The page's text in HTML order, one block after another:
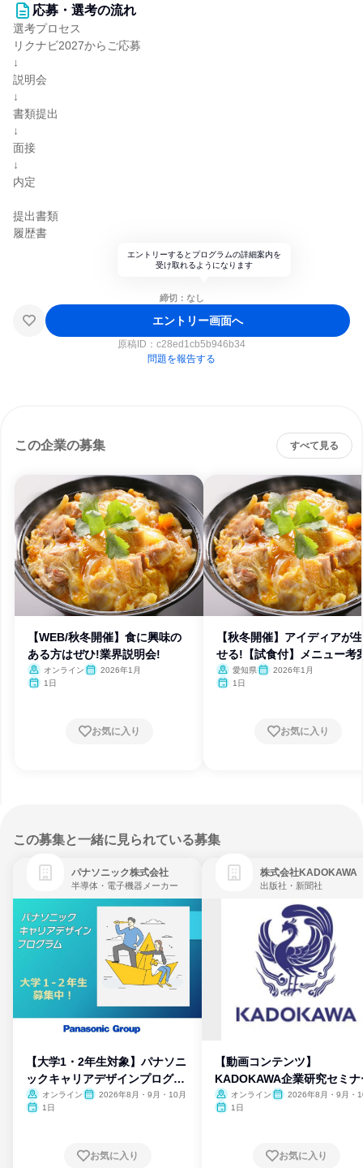
応募・選考の流れ
選考プロセス
リクナビ2027からご応募
↓
説明会
↓
書類提出
↓
面接
↓
内定
提出書類
履歴書
エントリーするとプログラムの詳細案内を
受け取れるようになります
締切：なし
エントリー画面へ
原稿ID： c28ed1cb5b946b34
問題を報告する
この企業の募集 すべて見る
【WEB/秋冬開催】食に興味の
ある方はぜひ!業界説明会!
オンライン
2026年1月
1日
お気に入り
【秋冬開催】アイディアが
せる!【試食付】メニュー考
愛知県
2026年1月
1日
お気に入り
この募集と一緒に見られている募集
パナソニック株式会社
半導体・電子機器メーカー
【大学1・2年生対象】パナソニ
ックキャリアデザインプログラ
ム
オンライン
2026年8月・9月・10月
1日
お気に入り
株式会社KADOKAWA
出版社・新聞社
【動画コンテンツ】
KADOKAWA企業研究セミナ
オンライン
2026年8月・9月・
1日
お気に入り